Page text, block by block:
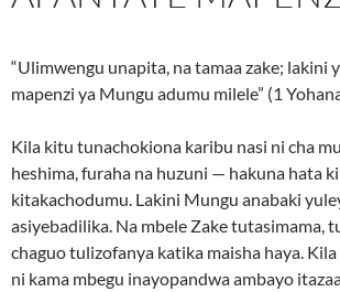
“Ulimwengu unapita, na tamaa zake; lakini
mapenzi ya Mungu adumu milele” (1
Kila kitu tunachokiona karibu nasi ni cha
heshima, furaha na huzuni — hakuna hata
kitakachodumu. Lakini Mungu anabaki
asiyebadilika. Na mbele Zake tutasimama,
chaguo tulizofanya katika maisha haya.
ni kama mbegu inayopandwa ambayo